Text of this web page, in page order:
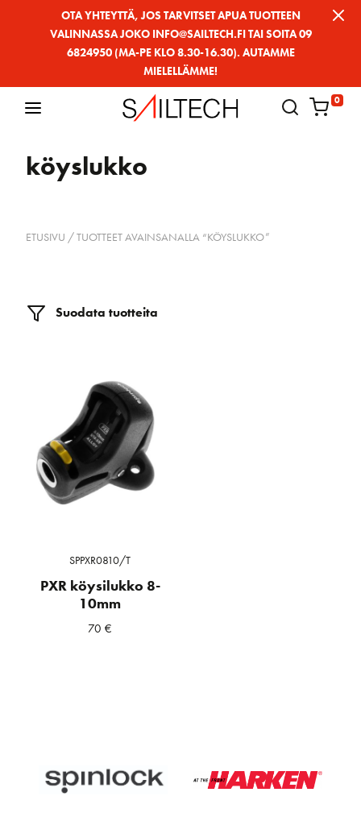
OTA YHTEYTTÄ, JOS TARVITSET APUA TUOTTEEN
VALINNASSA JOKO INFO@SAILTECH.FI TAI SOITA 09
6824950 (MA-PE KLO 8.30-16.30). AUTAMME
MIELELLÄMME!
0
köyslukko
ETUSIVU / TUOTTEET AVAINSANALLA “KÖYSLUKKO”
Suodata tuotteita
SPPXR0810/T
PXR köysilukko 8-
10mm
70€